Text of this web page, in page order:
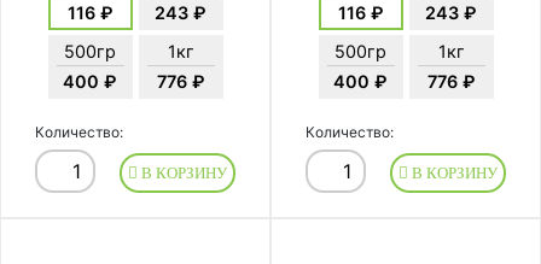
116 ₽
243 ₽
500гр
400 ₽
1кг
776 ₽
Количество:
В КОРЗИНУ
116 ₽
243 ₽
500гр
400 ₽
1кг
776 ₽
Количество:
В КОРЗИНУ